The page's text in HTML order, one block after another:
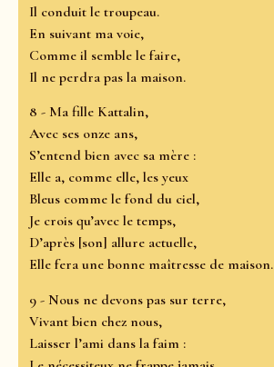
Il conduit le troupeau.
En suivant ma voie,
Comme il semble le faire,
Il ne perdra pas la maison.
8 - Ma fille Kattalin,
Avec ses onze ans,
S’entend bien avec sa mère :
Elle a, comme elle, les yeux
Bleus comme le fond du ciel,
Je crois qu’avec le temps,
D’après [son] allure actuelle,
Elle fera une bonne maîtresse de maison.
9 - Nous ne devons pas sur terre,
Vivant bien chez nous,
Laisser l’ami dans la faim :